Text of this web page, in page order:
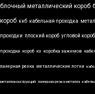
блочный металлический короб
короб ккб кабельная проходка
проходки плоский короб угловой короб
проходка короб кз коробка зажимов
лазерная резка металлические лотки
металлоконструкций лазерная резка металла